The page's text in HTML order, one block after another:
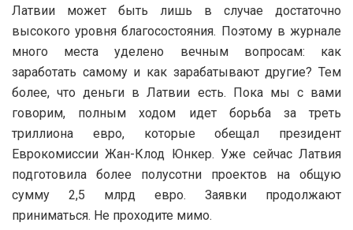
Латвии может быть лишь в случае достаточно
высокого уровня благосостояния. Поэтому в журнале
много места уделено вечным вопросам: как
заработать самому и как зарабатывают другие? Тем
более, что деньги в Латвии есть. Пока мы с вами
говорим, полным ходом идет борьба за треть
триллиона евро, которые обещал президент
Еврокомиссии Жан-Клод Юнкер. Уже сейчас Латвия
подготовила более полусотни проектов на общую
сумму 2,5 млрд евро. Заявки продолжают
приниматься. Не проходите мимо.